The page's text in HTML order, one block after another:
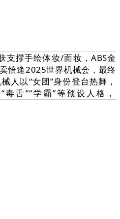
支撑手绘体妆/面妆，ABS金
恰逢2025世界机械会，最终
人以“女团”身份登台热舞，
舌”“学霸”等预设人格，